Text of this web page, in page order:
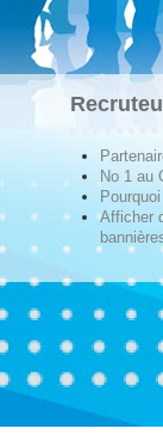
No 1 au
Afficher